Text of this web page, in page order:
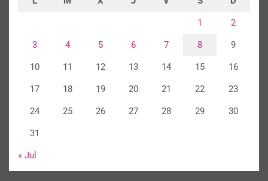
1 2
3 4 5 6 7 8 9
10 11 12 13 14 15 16
17 18 19 20 21 22 23
24 25 26 27 28 29 30
31
« Jul